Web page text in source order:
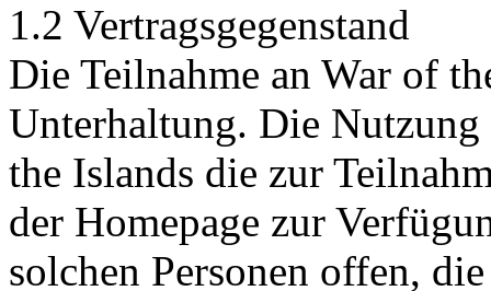
1.2 Vertragsgegenstand
Die Teilnahme an War of
Unterhaltung. Die
the Islands die zur
der Homepage zur
solchen Personen offen,